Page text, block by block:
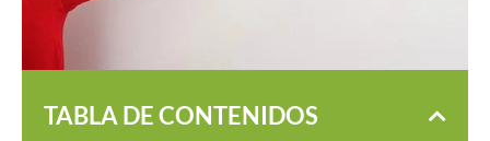
TABLA DE CONTENIDOS